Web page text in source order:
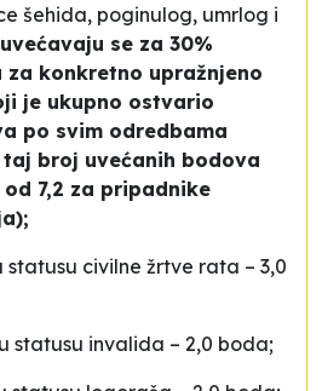
šehida, poginulog, umrlog i
uvećavaju se za 30%
konkretno upražnjeno
je ukupno ostvario
po svim odredbama
broj uvećanih bodova
7,2 za pripadnike
civilne žrtve rata – 3,0
statusu invalida – 2,0 boda;